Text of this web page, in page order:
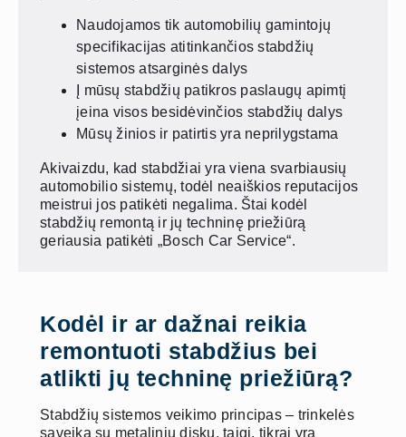
Naudojamos tik automobilių gamintojų
specifikacijas atitinkančios stabdžių
sistemos atsarginės dalys
Į mūsų stabdžių patikros paslaugų apimtį
įeina visos besidėvinčios stabdžių dalys
Mūsų žinios ir patirtis yra neprilygstama
Akivaizdu, kad stabdžiai yra viena svarbiausių
automobilio sistemų, todėl neaiškios reputacijos
meistrui jos patikėti negalima. Štai kodėl
stabdžių remontą ir jų techninę priežiūrą
geriausia patikėti „Bosch Car Service“.
Kodėl ir ar dažnai reikia
remontuoti stabdžius bei
atlikti jų techninę priežiūrą?
Stabdžių sistemos veikimo principas – trinkelės
sąveika su metaliniu disku, taigi, tikrai yra